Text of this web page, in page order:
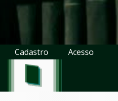
Cadastro Acesso